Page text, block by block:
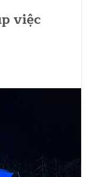
việc